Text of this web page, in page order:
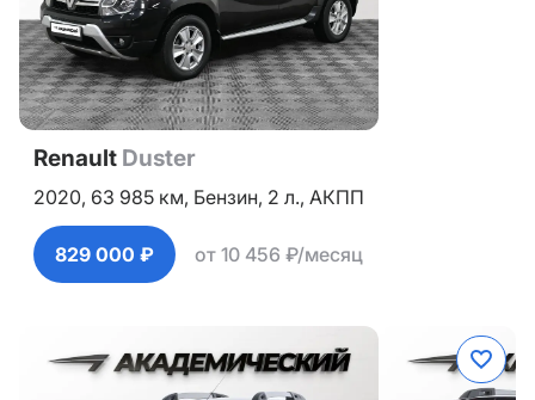
Renault Duster
2020, 63 985 км, Бензин, 2 л., АКПП
829 000 ₽ от 10 456 ₽/месяц